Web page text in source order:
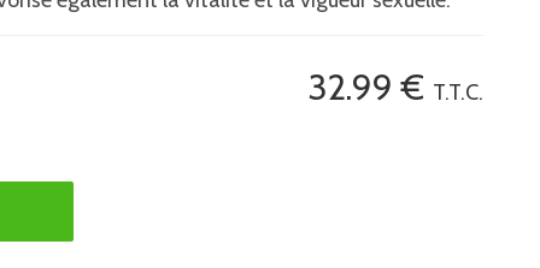
32.99 € T.T.C.